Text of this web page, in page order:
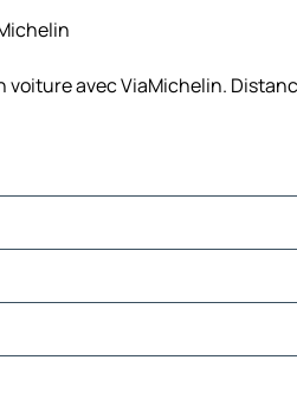
avec ViaMichelin.